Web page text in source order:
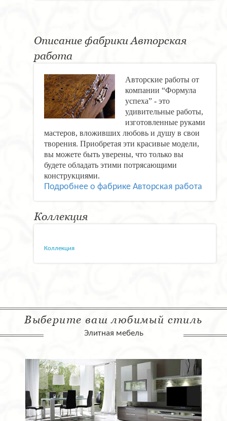
Описание фабрики Авторская
работа
Авторские работы от
компании “Формула
успеха” - это
удивительные работы,
изготовленные руками
мастеров, вложивших любовь и душу в свои
творения. Приобретая эти красивые модели,
вы можете быть уверены, что только вы
будете обладать этими потрясающими
конструкциями.
Подробнее о фабрике Авторская работа
Коллекция
Коллекция
Выберите ваш любимый стиль
Элитная мебель